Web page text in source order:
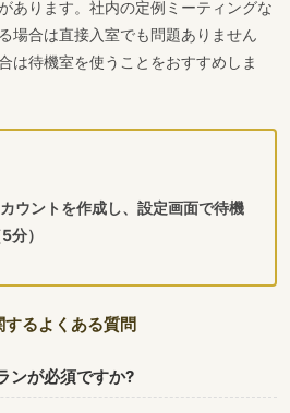
あります。社内の定例ミーティングな
場合は直接入室でも問題ありません
は待機室を使うことをおすすめしま
ウントを作成し、設定画面で待機
分）
るよくある質問
ンが必須ですか?